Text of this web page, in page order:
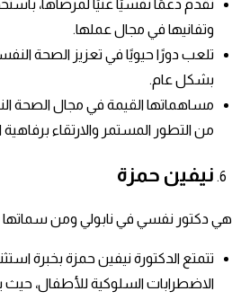
تقدم دعمًا نفسيًا غنيًا لمرضاها،
وتفانيها في مجال عملها.
تلعب دورًا حيويًا في تعزيز الصحة
بشكل عام.
مساهماتها القيمة في مجال الصحة
من التطور المستمر والارتقاء
نيفين حمزة
هي دكتور نفسي في نابولي ومن سماتها
تتمتع الدكتورة نيفين حمزة بخبرة
الاضطرابات السلوكية للأطفال، حيث